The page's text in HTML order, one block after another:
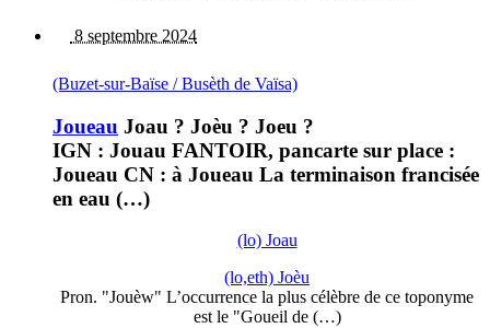
8 septembre 2024
(Buzet-sur-Baïse / Busèth de Vaïsa)
Joueau Joau ? Joèu ? Joeu ?
IGN : Jouau FANTOIR, pancarte sur place :
Joueau CN : à Joueau La terminaison francisée
en eau (…)
(lo) Joau
(lo,eth) Joèu
Pron. "Jouèw" L’occurrence la plus célèbre de ce toponyme
est le "Goueil de (…)